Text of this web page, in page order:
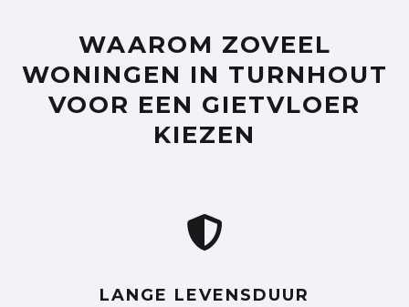
WAAROM ZOVEEL
WONINGEN IN TURNHOUT
VOOR EEN GIETVLOER
KIEZEN

LANGE LEVENSDUUR